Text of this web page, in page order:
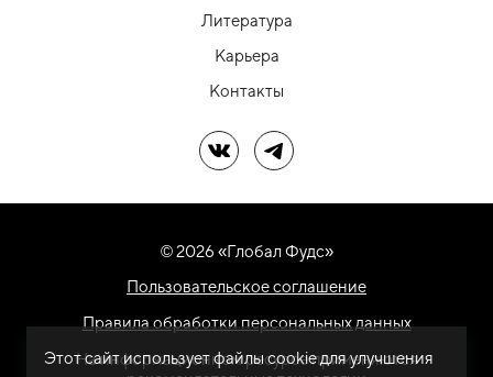
Литература
Карьера
Контакты
Мы в ВКМы в Telegram
© 2026 «Глобал Фудс»
Пользовательское соглашение
Правила обработки персональных данных
На информационном ресурсе применяются
Этот сайт использует файлы cookie для улучшения